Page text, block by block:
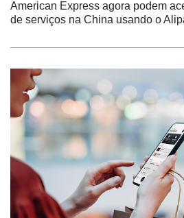
American Express agora podem
de serviços na China usando o